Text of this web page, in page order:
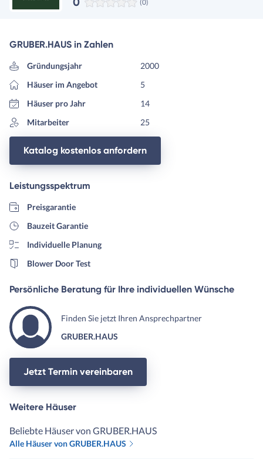
(0)
GRUBER.HAUS in Zahlen
Gründungsjahr
2000
Häuser im Angebot
5
Häuser pro Jahr
14
Mitarbeiter
25
Katalog kostenlos anfordern
Leistungsspektrum
Preisgarantie
Bauzeit Garantie
Individuelle Planung
Blower Door Test
Persönliche Beratung für Ihre individuellen Wünsche
Finden Sie jetzt Ihren Ansprechpartner
GRUBER.HAUS
Jetzt Termin vereinbaren
Weitere Häuser
Beliebte Häuser von GRUBER.HAUS
Alle Häuser von GRUBER.HAUS